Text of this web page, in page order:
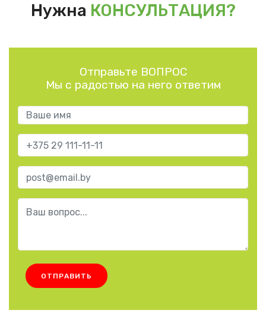
Нужна КОНСУЛЬТАЦИЯ?
Отправьте ВОПРОС
Мы с радостью на него ответим
ОТПРАВИТЬ